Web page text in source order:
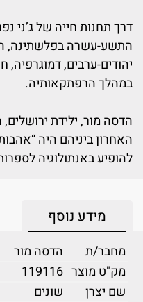
דרך תחנות חייה של ג’ני
התשע-עשרה בפלשתינה,
יהודים-ערבים, דמוגרפיה,
במהלך הרפתקאותיה.
הדסה מור, ילידת
האחרון ביניהם היה
להופיע באנתולוגיה
מידע נוסף
מחבר/ת
הדסה מור
מק"ט מוצר 119116
שם יצרן
שונים